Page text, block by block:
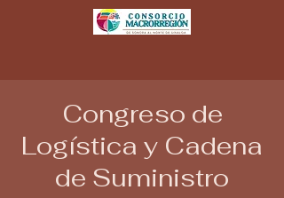
Congreso de
Logística y Cadena
de Suministro